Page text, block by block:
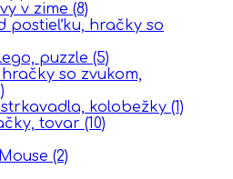
v zime (8)
postieľku, hračky so
puzzle (5)
so zvukom,
kolobežky (1)
tovar (10)
(2)